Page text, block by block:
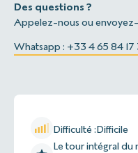
Des questions ?
Appelez-nous ou envoyez-
Whatsapp : +33 4 65 84 17
Difficulté :Difficile
Le tour intégral du